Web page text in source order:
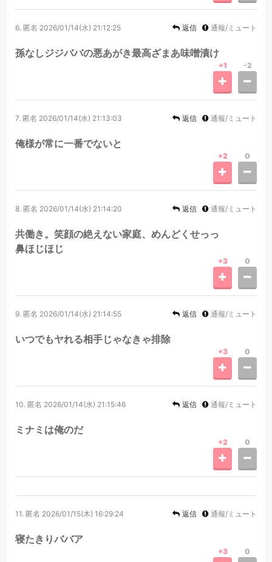
6. 匿名 2026/01/14(水) 21:12:25 返信 通報/ミュート
孫なしジジババの悪あがき最高ざまあ味噌漬け
+1 -2
7. 匿名 2026/01/14(水) 21:13:03 返信 通報/ミュート
俺様が常に一番でないと
+2 0
8. 匿名 2026/01/14(水) 21:14:20 返信 通報/ミュート
共働き。笑顔の絶えない家庭、めんどくせっっ
鼻ほじほじ
+3 0
9. 匿名 2026/01/14(水) 21:14:55 返信 通報/ミュート
いつでもヤれる相手じゃなきゃ排除
+3 0
10. 匿名 2026/01/14(水) 21:15:46 返信 通報/ミュート
ミナミは俺のだ
+2 0
11. 匿名 2026/01/15(木) 16:29:24 返信 通報/ミュート
寝たきりババア
+3 0